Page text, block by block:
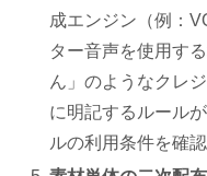
成エンジン（例：
ター音声を使用す
ん」のようなクレ
に明記するルール
ルの利用条件を確